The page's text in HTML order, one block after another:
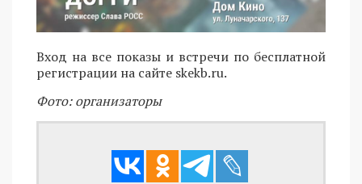
Вход на все показы и встречи по бесплатной
регистрации на сайте skekb.ru.
Фото: организаторы